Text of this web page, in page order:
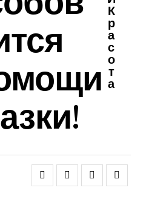
К
Р
А
С
О
Т
А